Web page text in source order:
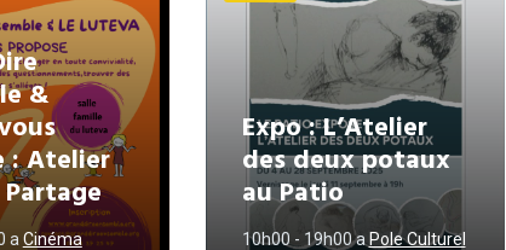
&
: Atelier
a Cinéma
Expo : L’Atelier
des deux potaux
au Patio
10h00 - 19h00a Pole Culturel